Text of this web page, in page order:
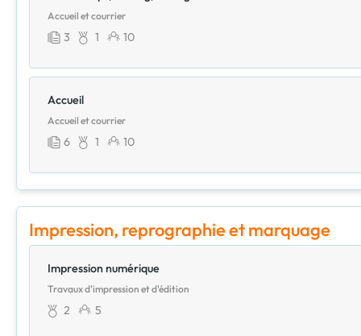
Accueil et courrier
3 1 10
Accueil
Accueil et courrier
6 1 10
Impression, reprographie et marquage
Impression numérique
Travaux d'impression et d'édition
2 5